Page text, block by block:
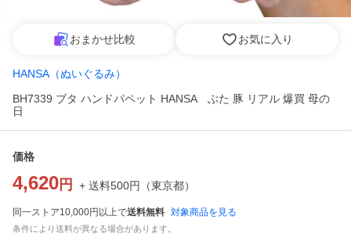
おまかせ比較 お気に入り
HANSA（ぬいぐるみ）
BH7339 ブタ ハンドパペット HANSA ぶた 豚 リアル 爆買 母の
日
価格
4,620 円 + 送料500円 （東京都）
同一ストア10,000円以上で送料無料 対象商品を見る
条件により送料が異なる場合があります。